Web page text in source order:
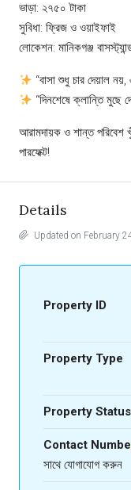
ভাড়া: ২৭৫০ টাকা
সুবিধা: ফ্রিজ ও ওয়াইফাই
লোকেশন: মানিকগঞ্জ
“বাসা শুধু চার দেয়াল
“দিনশেষে ক্লান্তি মুছে
আরামদায়ক ও শান্ত
পারফেক্ট!
Details
Updated on February
Property ID
Property Type
Property Status
Contact
সাথে যোগাযোগ করুন